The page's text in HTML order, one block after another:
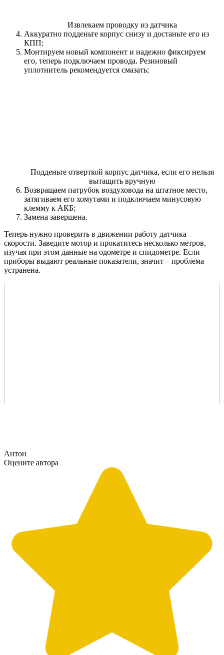
Извлекаем проводку из датчика
Аккуратно подденьте корпус снизу и достаньте его из
КПП;
Монтируем новый компонент и надежно фиксируем
его, теперь подключаем провода. Резиновый
уплотнитель рекомендуется смазать;
Подденьте отверткой корпус датчика, если его нельзя
вытащить вручную
Возвращаем патрубок воздуховода на штатное место,
затягиваем его хомутами и подключаем минусовую
клемму к АКБ;
Замена завершена.
Теперь нужно проверить в движении работу датчика
скорости. Заведите мотор и прокатитесь несколько метров,
изучая при этом данные на одометре и спидометре. Если
приборы выдают реальные показатели, значит – проблема
устранена.
Антон
Оцените автора